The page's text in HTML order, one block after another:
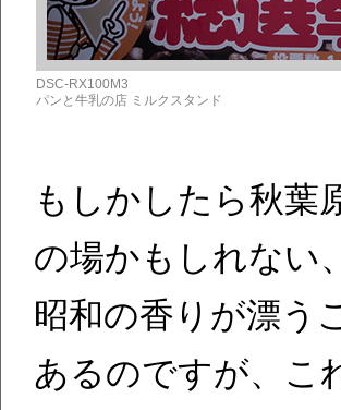
DSC-RX100M3
パンと牛乳の店 ミルクスタンド
もしかしたら秋葉
の場かもしれない
昭和の香りが漂う
あるのですが、こ